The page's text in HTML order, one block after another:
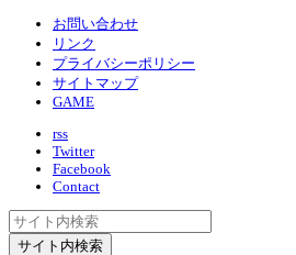
お問い合わせ
リンク
プライバシーポリシー
サイトマップ
GAME
rss
Twitter
Facebook
Contact